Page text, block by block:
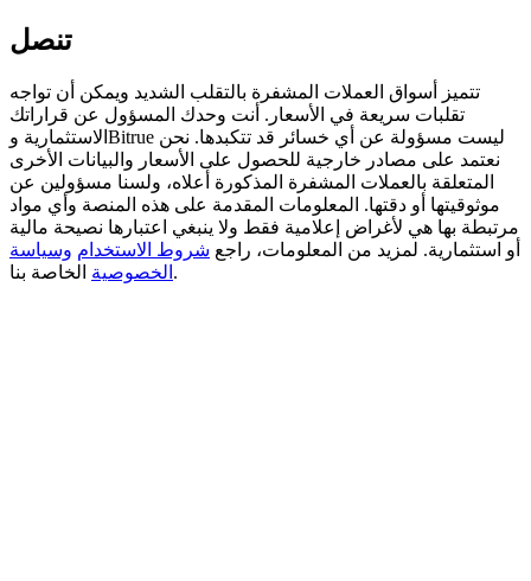
Share 500000 CASHCAT prize pool
Exclusive for BitMart Users
Register & Trade to Win 500,000 USDT
تنصل
تتميز أسواق العملات المشفرة بالتقلب الشديد ويمكن أن تواجه
تقلبات سريعة في الأسعار. أنت وحدك المسؤول عن قراراتك
الاستثمارية وBitrue ليست مسؤولة عن أي خسائر قد تتكبدها. نحن
نعتمد على مصادر خارجية للحصول على الأسعار والبيانات الأخرى
المتعلقة بالعملات المشفرة المذكورة أعلاه، ولسنا مسؤولين عن
موثوقيتها أو دقتها. المعلومات المقدمة على هذه المنصة وأي مواد
مرتبطة بها هي لأغراض إعلامية فقط ولا ينبغي اعتبارها نصيحة مالية
أو استثمارية. لمزيد من المعلومات، راجع شروط الاستخدام وسياسة
الخصوصية الخاصة بنا.